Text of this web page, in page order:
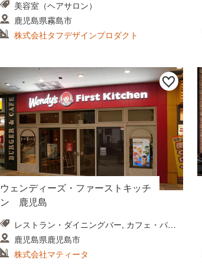
美容室（ヘアサロン）
鹿児島県霧島市
株式会社タフデザインプロダクト
ウェンディーズ・ファーストキッチ
ン 鹿児島
レストラン・ダイニングバー, カフェ・パン
屋・ケーキ屋
鹿児島県鹿児島市
株式会社マティータ